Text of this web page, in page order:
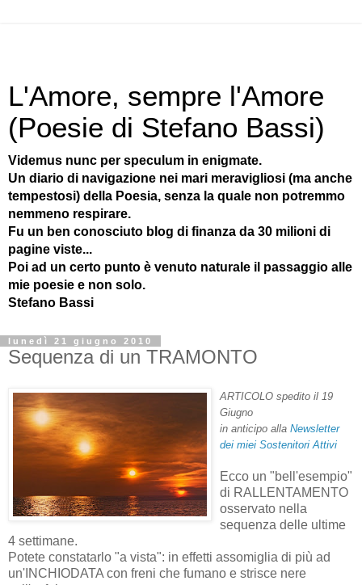
L'Amore, sempre l'Amore
(Poesie di Stefano Bassi)
Videmus nunc per speculum in enigmate.
Un diario di navigazione nei mari meravigliosi (ma anche
tempestosi) della Poesia, senza la quale non potremmo
nemmeno respirare.
Fu un ben conosciuto blog di finanza da 30 milioni di
pagine viste...
Poi ad un certo punto è venuto naturale il passaggio alle
mie poesie e non solo.
Stefano Bassi
lunedì 21 giugno 2010
Sequenza di un TRAMONTO
ARTICOLO spedito il 19
Giugno
in anticipo alla Newsletter
dei miei Sostenitori Attivi
Ecco un "bell'esempio"
di RALLENTAMENTO
osservato nella
sequenza delle ultime
4 settimane.
Potete constatarlo "a vista": in effetti assomiglia di più ad
un'INCHIODATA con freni che fumano e strisce nere